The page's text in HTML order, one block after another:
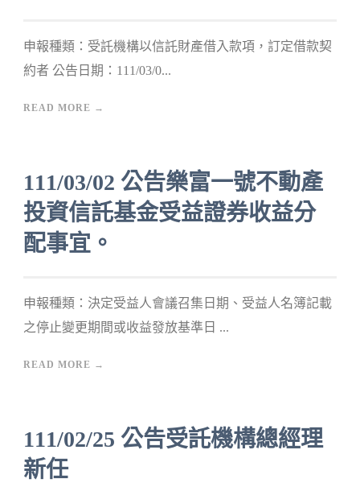
申報種類：受託機構以信託財產借入款項，訂定借款契
約者 公告日期：111/03/0...
READ MORE →
111/03/02 公告樂富一號不動產
投資信託基金受益證券收益分
配事宜。
申報種類：決定受益人會議召集日期、受益人名簿記載
之停止變更期間或收益發放基準日 ...
READ MORE →
111/02/25 公告受託機構總經理
新任